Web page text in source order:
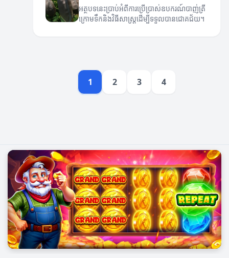
អត្ថបទនេះប្រាប់អំពីការប្រើប្រាស់ឧបករណ៍បាញ់ត្រី
ក្រោមទឹកនិងវិធីសាស្ត្រដើម្បីទទួលបានជោគជ័យ។
1 2 3 4